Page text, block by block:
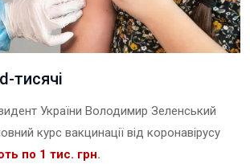
тисячі
України Володимир Зеленський
курс вакцинації від коронавірусу
по 1 тис. грн.